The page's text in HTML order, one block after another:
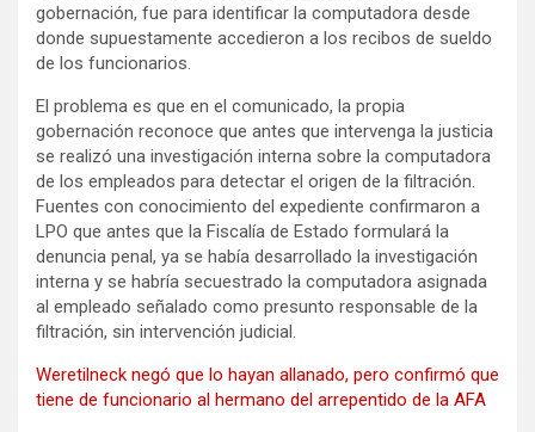
gobernación, fue para identificar la computadora desde
donde supuestamente accedieron a los recibos de sueldo
de los funcionarios.
El problema es que en el comunicado, la propia
gobernación reconoce que antes que intervenga la justicia
se realizó una investigación interna sobre la computadora
de los empleados para detectar el origen de la filtración.
Fuentes con conocimiento del expediente confirmaron a
LPO que antes que la Fiscalía de Estado formulará la
denuncia penal, ya se había desarrollado la investigación
interna y se habría secuestrado la computadora asignada
al empleado señalado como presunto responsable de la
filtración, sin intervención judicial.
Weretilneck negó que lo hayan allanado, pero confirmó que
tiene de funcionario al hermano del arrepentido de la AFA